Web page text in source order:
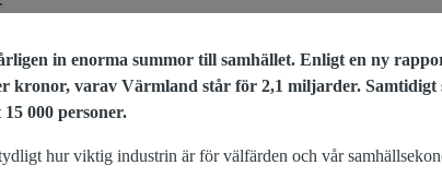
in enorma summor till samhället. Enligt en ny
kronor, varav Värmland står för 2,1 miljarder. Samtidigt
000 personer.
hur viktig industrin är för välfärden och vår